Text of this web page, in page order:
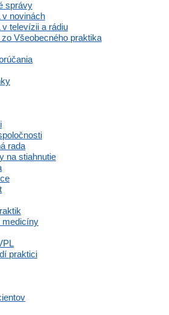
správy
v novinách
v televízii a rádiu
Všeobecného praktika
rada
na stiahnutie
medicíny
praktici
odborné zdroje
spoločnosti
novinách
Všeobecného praktika